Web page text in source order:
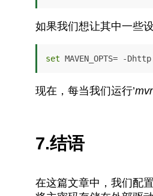
如果我们想让其中一些
set MAVEN_OPTS= -
现在，每当我们运行’
7.结语
在这篇文章中，我们配